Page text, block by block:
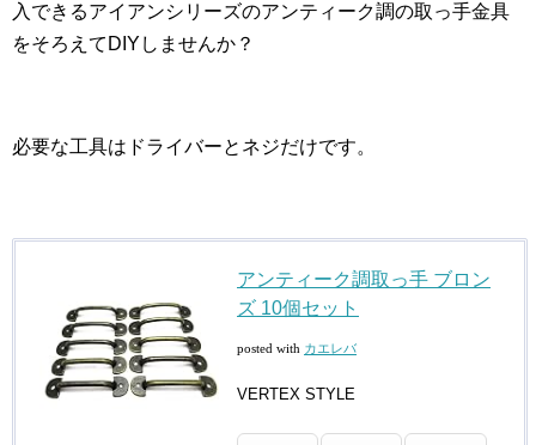
入できるアイアンシリーズのアンティーク調の取っ手金具
をそろえてDIYしませんか？
必要な工具はドライバーとネジだけです。
アンティーク調取っ手 ブロン
ズ 10個セット
posted with カエレバ
VERTEX STYLE